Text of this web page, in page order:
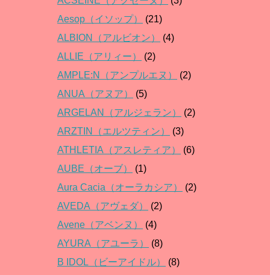
Aesop（イソップ）
(21)
ALBION（アルビオン）
(4)
ALLIE（アリィー）
(2)
AMPLE:N（アンプルエヌ）
(2)
ANUA（アヌア）
(5)
ARGELAN（アルジェラン）
(2)
ARZTIN（エルツティン）
(3)
ATHLETIA（アスレティア）
(6)
AUBE（オーブ）
(1)
Aura Cacia（オーラカシア）
(2)
AVEDA（アヴェダ）
(2)
Avene（アベンヌ）
(4)
AYURA（アユーラ）
(8)
B IDOL（ビーアイドル）
(8)